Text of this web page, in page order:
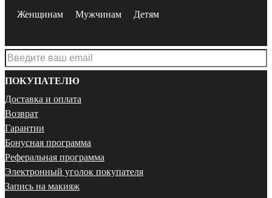
Женщинам Мужчинам Детям
ПОКУПАТЕЛЮ
Доставка и оплата
Возврат
Гарантии
Бонусная программа
Реферальная программа
Электронный уголок покупателя
Запись на макияж